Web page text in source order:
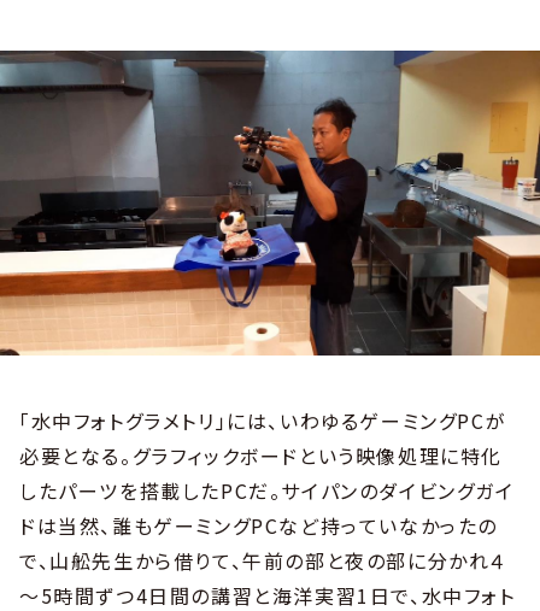
「水中フォトグラメトリ」には、いわゆるゲーミングPCが
必要となる。グラフィックボードという映像処理に特化
したパーツを搭載したPCだ。サイパンのダイビングガイ
ドは当然、誰もゲーミングPCなど持っていなかったの
で、山舩先生から借りて、午前の部と夜の部に分かれ４
～5時間ずつ4日間の講習と海洋実習1日で、水中フォト